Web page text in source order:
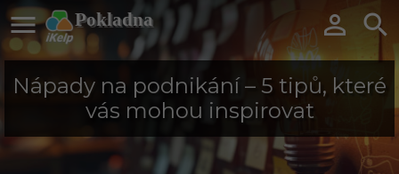
Pokladna
  
Nápady na podnikání – 5 tipů, které
vás mohou inspirovat